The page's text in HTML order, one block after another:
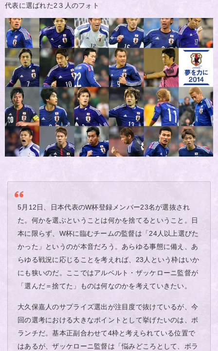
代表に選ばれた2３人のフォト
5月12日、日本代表のW杯登録メンバー23名が選抜され
た。何かを選ぶということは何かを捨てるということ。日
本に限らず、W杯に臨むチームの監督は「24人以上選びた
かった」というのが本音だろう。あらゆる事態に備え、あ
らゆる戦況に応じることを考えれば、23人という枠はいか
にも狭いのだ。ここではアルベルト・ザッケローニ監督が
「選んだ＝捨てた」ものは何なのかを考えていきたい。
大久保嘉人のサプライズ選出が注目度で抜けているが、今
回の選考における大きなポイントとして挙げたいのは、ボ
ランチだ。基本正副合わせて4枠と考えられている位置で
はあるが、ザッケローニ監督は「悩みどころとして、ボラ